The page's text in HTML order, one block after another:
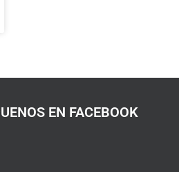
EN FACEBOOK